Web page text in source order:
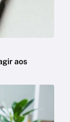
aos